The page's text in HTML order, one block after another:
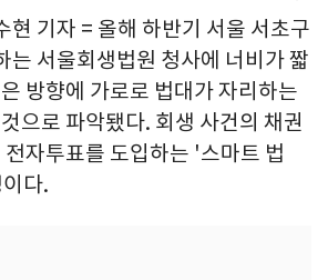
현 기자 = 올해 하반기 서울 서초구
는 서울회생법원 청사에 너비가 짧
방향에 가로로 법대가 자리하는
으로 파악됐다. 회생 사건의 채권
자투표를 도입하는 '스마트 법
다.